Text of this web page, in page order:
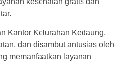
kesehatan gratis dan
Kantor Kelurahan Kedaung,
dan disambut antusias oleh
memanfaatkan layanan